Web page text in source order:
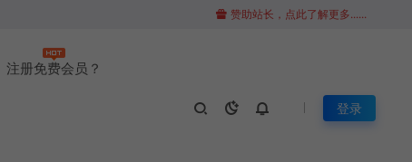
赞助站长，点此了解更多......
注册免费会员？
登录